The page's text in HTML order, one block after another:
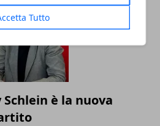
Tutto
è la nuova